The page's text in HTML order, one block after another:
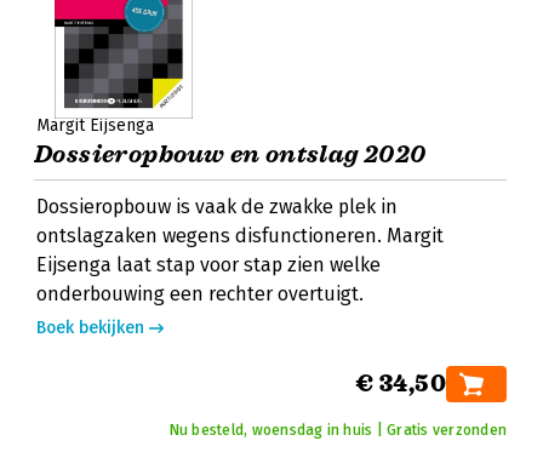
Margit Eijsenga
Dossieropbouw en ontslag 2020
Dossieropbouw is vaak de zwakke plek in
ontslagzaken wegens disfunctioneren. Margit
Eijsenga laat stap voor stap zien welke
onderbouwing een rechter overtuigt.
Boek bekijken
€ 34,50
Nu besteld, woensdag in huis | Gratis verzonden